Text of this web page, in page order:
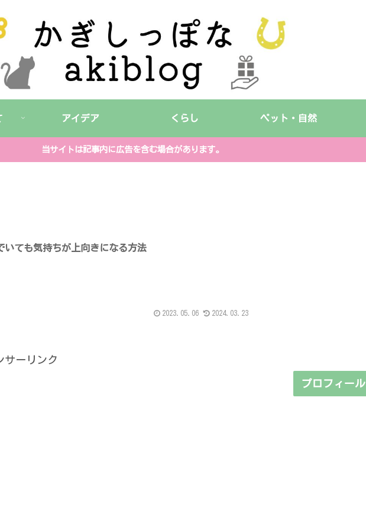
アイデア くらし ペット・自然
当サイトは記事内に広告を含む場合があります。
いても気持ちが上向きになる方法
2023.05.06 2024.03.23
サーリンク
プロフィール